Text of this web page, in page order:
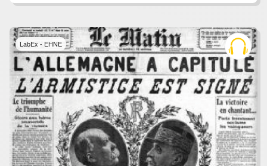
LabEx - EHNE